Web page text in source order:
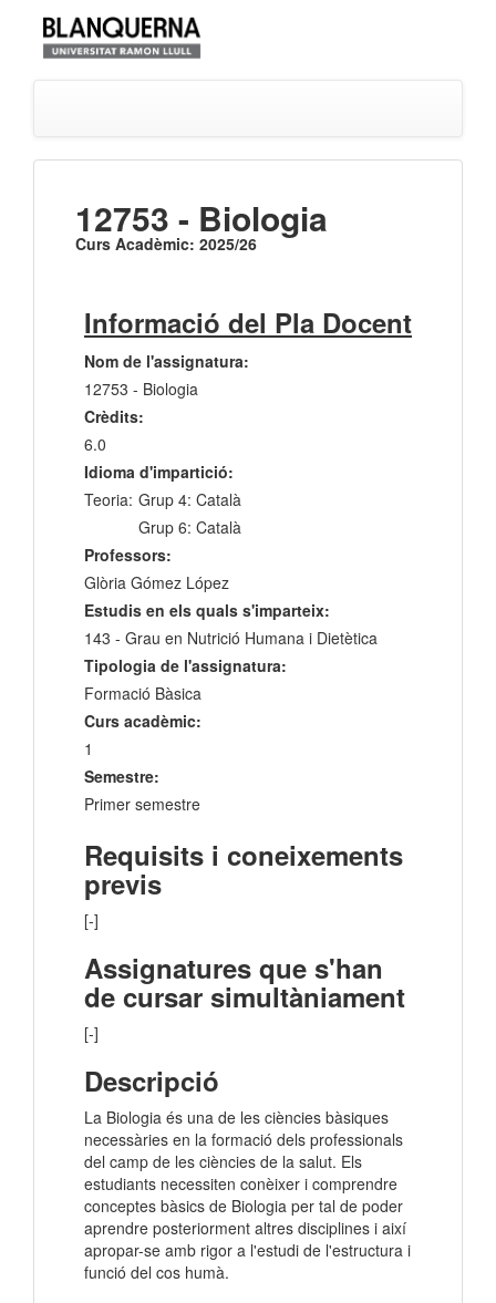
12753 - Biologia
Curs Acadèmic: 2025/26
Informació del Pla Docent
Nom de l'assignatura:
12753 - Biologia
Crèdits:
6.0
Idioma d'impartició:
Teoria: Grup 4: Català
Grup 6: Català
Professors:
Glòria Gómez López
Estudis en els quals s'imparteix:
143 - Grau en Nutrició Humana i Dietètica
Tipologia de l'assignatura:
Formació Bàsica
Curs acadèmic:
1
Semestre:
Primer semestre
Requisits i coneixements
previs
[-]
Assignatures que s'han
de cursar simultàniament
[-]
Descripció
La Biologia és una de les ciències bàsiques
necessàries en la formació dels professionals
del camp de les ciències de la salut. Els
estudiants necessiten conèixer i comprendre
conceptes bàsics de Biologia per tal de poder
aprendre posteriorment altres disciplines i així
apropar-se amb rigor a l'estudi de l'estructura i
funció del cos humà.